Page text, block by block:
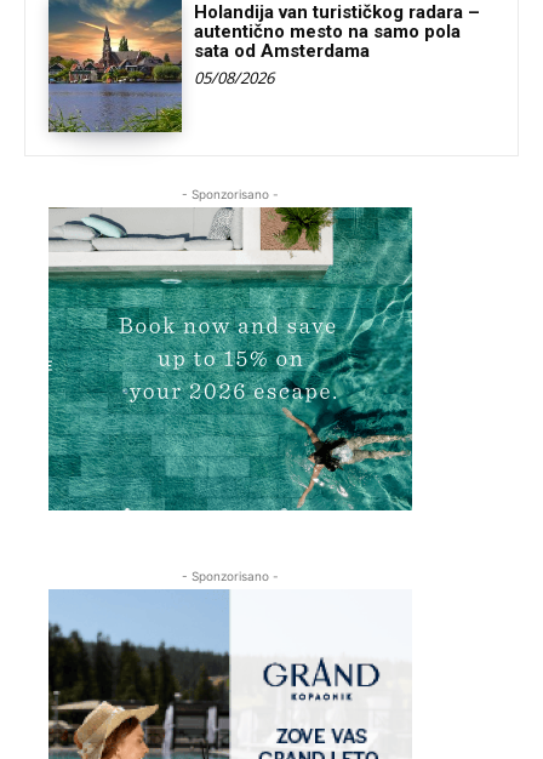
Holandija van turističkog radara –
autentično mesto na samo pola
sata od Amsterdama
05/08/2026
- Sponzorisano -
- Sponzorisano -